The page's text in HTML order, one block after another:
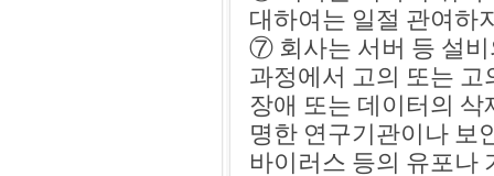
대하여는 일절 관여하
⑦ 회사는 서버 등 설비
과정에서 고의 또는
장애 또는 데이터의
명한 연구기관이나 보
바이러스 등의 유포나